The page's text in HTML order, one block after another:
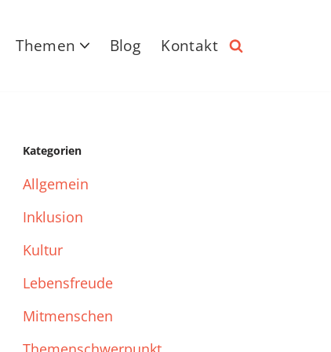
Themen Blog Kontakt
Kategorien
Allgemein
Inklusion
Kultur
Lebensfreude
Mitmenschen